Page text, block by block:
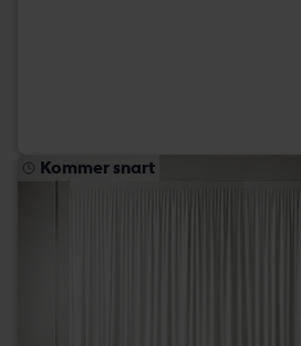
Kommer snart